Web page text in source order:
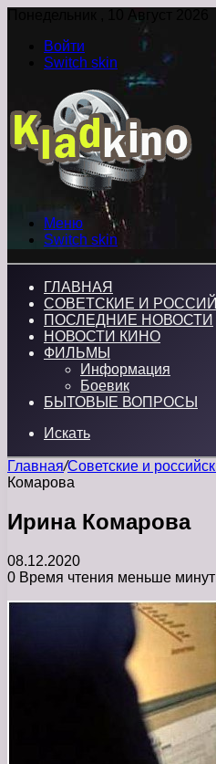
Понедельник , 10 Август 2026
Войти
Switch skin
Меню
Switch skin
ГЛАВНАЯ
СОВЕТСКИЕ И
ПОСЛЕДНИЕ НОВОСТИ
НОВОСТИ КИНО
ФИЛЬМЫ
Информация
Боевик
БЫТОВЫЕ ВОПРОСЫ
Искать
Главная/Советские и
Комарова
Ирина Комарова
08.12.2020
0 Время чтения меньше